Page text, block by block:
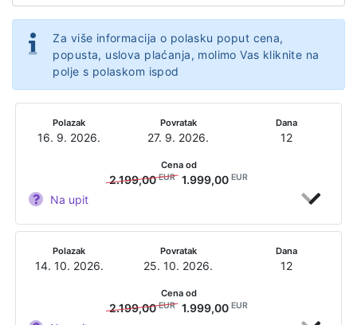
Za više informacija o polasku poput cena,
popusta, uslova plaćanja, molimo Vas kliknite na
polje s polaskom ispod
Polazak
16. 9. 2026.
Povratak
27. 9. 2026.
Dana
12
Na upit
Cena od
2.199,00EUR 1.999,00 EUR
Polazak
14. 10. 2026.
Povratak
25. 10. 2026.
Dana
12
Cena od
2.199,00EUR 1.999,00 EUR